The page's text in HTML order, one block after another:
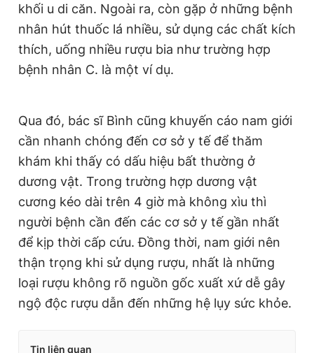
khối u di căn. Ngoài ra, còn gặp ở những bệnh
nhân hút thuốc lá nhiều, sử dụng các chất kích
thích, uống nhiều rượu bia như trường hợp
bệnh nhân C. là một ví dụ.
Qua đó, bác sĩ Bình cũng khuyến cáo nam giới
cần nhanh chóng đến cơ sở y tế để thăm
khám khi thấy có dấu hiệu bất thường ở
dương vật. Trong trường hợp dương vật
cương kéo dài trên 4 giờ mà không xìu thì
người bệnh cần đến các cơ sở y tế gần nhất
để kịp thời cấp cứu. Đồng thời, nam giới nên
thận trọng khi sử dụng rượu, nhất là những
loại rượu không rõ nguồn gốc xuất xứ dễ gây
ngộ độc rượu dẫn đến những hệ lụy sức khỏe.
Tin liên quan